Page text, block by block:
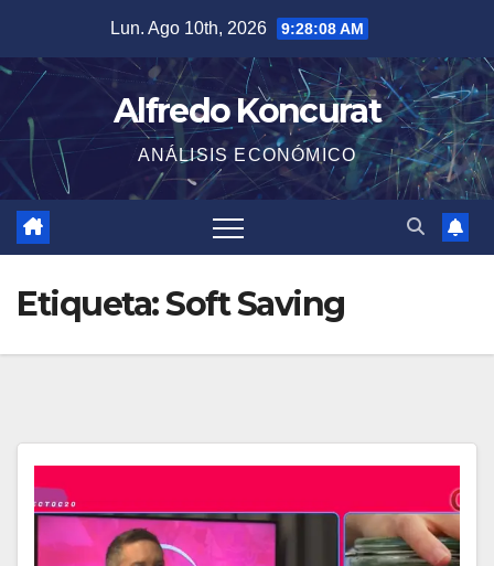
contenido
Lun. Ago 10th, 2026 9:28:08 AM
Alfredo Koncurat
ANÁLISIS ECONÓMICO
Etiqueta:Soft Saving